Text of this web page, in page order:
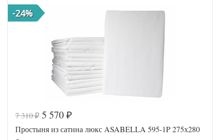
Размер
Производитель Asabella
(Китай)
Код товара
556-091
Артикул
191-1P/
-24%
7 310₽ 5 570 ₽
Простыня из сатина люкс ASABELLA 595-1P 275х280